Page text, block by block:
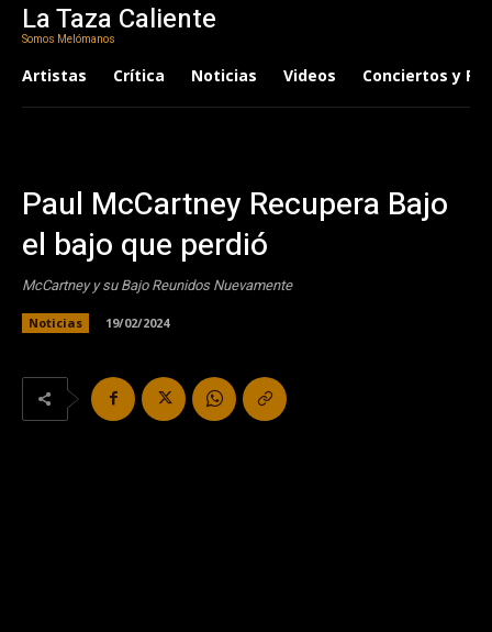
La Taza Caliente
Somos Melómanos
Artistas Crítica Noticias Videos Conciertos y
Paul McCartney Recupera Bajo
el bajo que perdió
McCartney y su Bajo Reunidos Nuevamente
Noticias 19/02/2024